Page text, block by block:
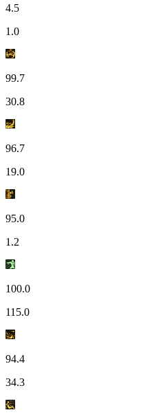
4.5
1.0
99.7
30.8
96.7
19.0
95.0
1.2
100.0
115.0
94.4
34.3